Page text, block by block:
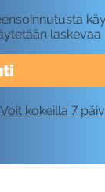
Voit kokeilla 7